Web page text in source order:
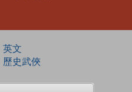
英文
歷史武俠